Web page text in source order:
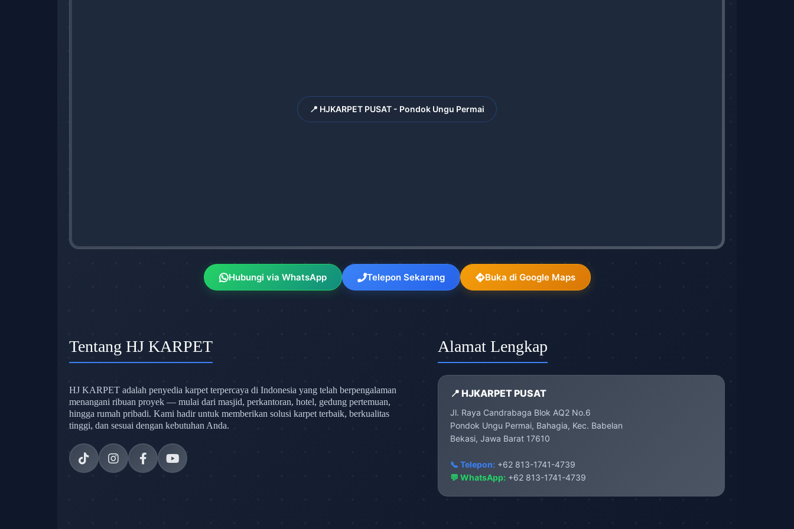
📍 HJKARPET PUSAT - Pondok Ungu Permai
Hubungi via WhatsApp Telepon Sekarang Buka di Google Maps
Tentang HJ KARPET
HJ KARPET adalah penyedia karpet terpercaya di Indonesia yang telah berpengalaman
menangani ribuan proyek — mulai dari masjid, perkantoran, hotel, gedung pertemuan,
hingga rumah pribadi. Kami hadir untuk memberikan solusi karpet terbaik, berkualitas
tinggi, dan sesuai dengan kebutuhan Anda.
Alamat Lengkap
📍 HJKARPET PUSAT
Jl. Raya Candrabaga Blok AQ2 No.6
Pondok Ungu Permai, Bahagia, Kec. Babelan
Bekasi, Jawa Barat 17610
📞 Telepon:+62 813-1741-4739
💬 WhatsApp: +62 813-1741-4739